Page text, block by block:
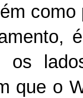
os
que o